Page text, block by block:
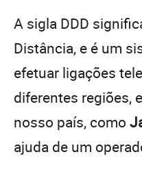
A sigla DDD
Distância, e é um
efetuar ligações
diferentes regiões,
nosso país, como
ajuda de um